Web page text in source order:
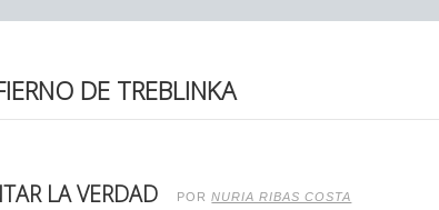
DE TREBLINKA
LA VERDAD PORNURIA RIBAS COSTA